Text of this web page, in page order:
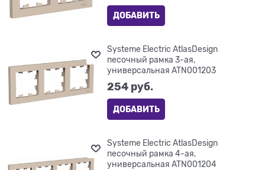
ДОБАВИТЬ
Systeme Electric AtlasDesign
песочный рамка 3-ая,
универсальная ATN001203
254 руб.
ДОБАВИТЬ
Systeme Electric AtlasDesign
песочный рамка 4-ая,
универсальная ATN001204